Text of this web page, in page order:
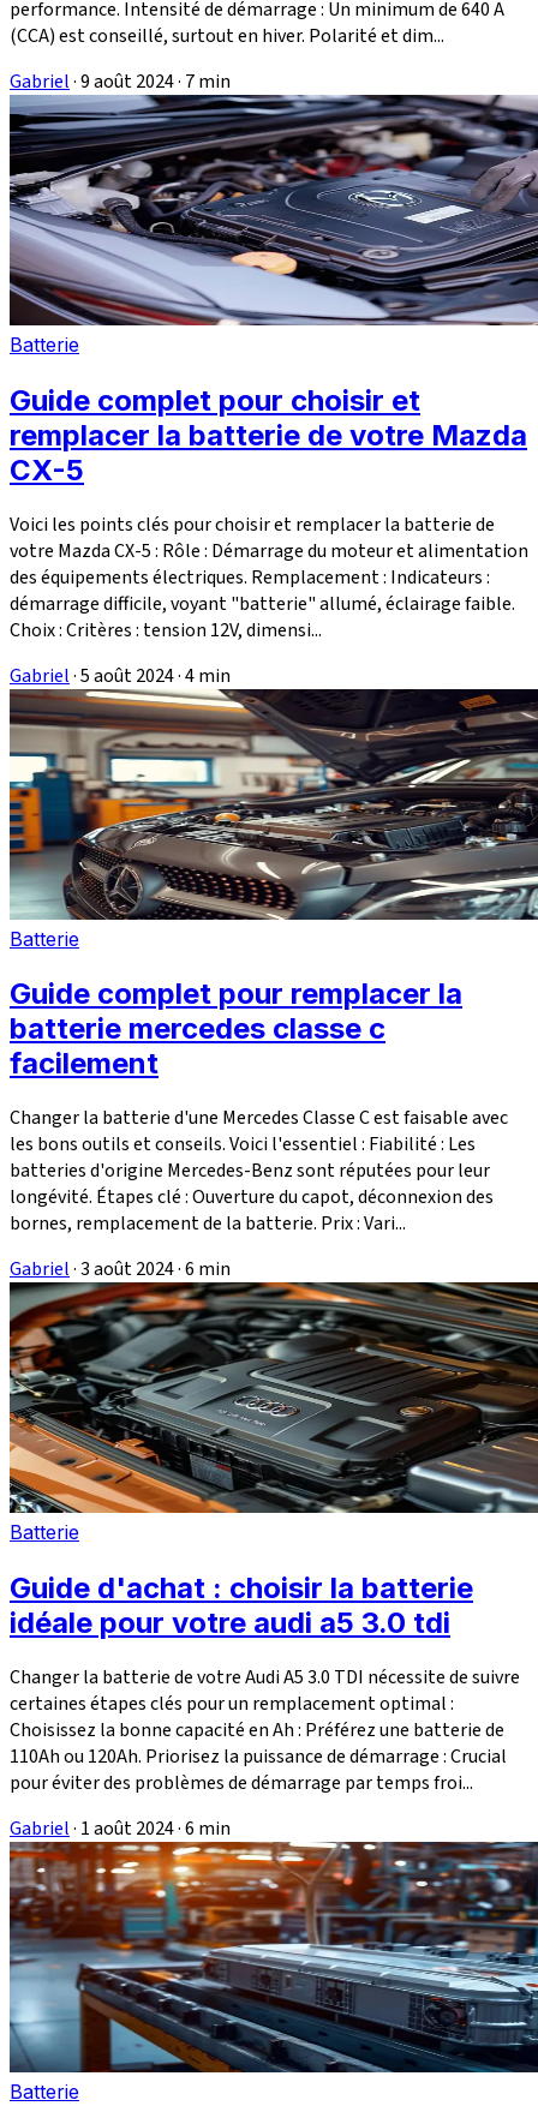
performance. Intensité de démarrage : Un minimum de 640 A
(CCA) est conseillé, surtout en hiver. Polarité et dim...
Gabriel·9 août 2024· 7 min
Batterie
Guide complet pour choisir et
remplacer la batterie de votre Mazda
CX-5
Voici les points clés pour choisir et remplacer la batterie de
votre Mazda CX-5 : Rôle : Démarrage du moteur et alimentation
des équipements électriques. Remplacement : Indicateurs :
démarrage difficile, voyant "batterie" allumé, éclairage faible.
Choix : Critères : tension 12V, dimensi...
Gabriel·5 août 2024·4 min
Batterie
Guide complet pour remplacer la
batterie mercedes classe c
facilement
Changer la batterie d'une Mercedes Classe C est faisable avec
les bons outils et conseils. Voici l'essentiel : Fiabilité : Les
batteries d'origine Mercedes-Benz sont réputées pour leur
longévité. Étapes clé : Ouverture du capot, déconnexion des
bornes, remplacement de la batterie. Prix : Vari...
Gabriel·3 août 2024·6 min
Batterie
Guide d'achat : choisir la batterie
idéale pour votre audi a5 3.0 tdi
Changer la batterie de votre Audi A5 3.0 TDI nécessite de suivre
certaines étapes clés pour un remplacement optimal :
Choisissez la bonne capacité en Ah : Préférez une batterie de
110Ah ou 120Ah. Priorisez la puissance de démarrage : Crucial
pour éviter des problèmes de démarrage par temps froi...
Gabriel· 1 août 2024·6 min
Batterie